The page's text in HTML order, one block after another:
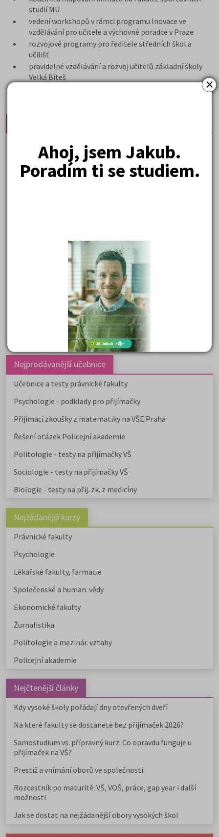
×
Ahoj, jsem Jakub.
Poradím ti se studiem.
studií MU
vedení workshopů v rámci programu Inovace ve
vzdělávání pro učitele a výchovné poradce v Praze
rozvojové programy pro ředitele středních škol a
učilišť
pravidelné vzdělávání a rozvoj učitelů základní školy
Velká Bíteš
TRÉNINK PRO PEDAGOGY: Průvodce profesní
cestou studenta (cyklus 4 tréninků)
23.9.2026 - 10.3.2027
Nejprodávanější učebnice
Učebnice a testy právnické fakulty
Psychologie - podklady pro přijímačky
Přijímací zkoušky z matematiky na VŠE Praha
Řešení otázek Policejní akademie
Politologie - testy na přijímačky VŠ
Sociologie - testy na přijímačky VŠ
Biologie - testy na přij. zk. z medicíny
Nejžádanější kurzy
Právnické fakulty
Psychologie
Lékařské fakulty, farmacie
Společenské a human. vědy
Ekonomické fakulty
Žurnalistika
Politologie a mezinár. vztahy
Policejní akademie
Nejčtenější články
Kdy vysoké školy pořádají dny otevřených dveří
Na které fakulty se dostanete bez přijímaček 2026?
Samostudium vs. přípravný kurz: Co opravdu funguje u
přijímaček na VŠ?
Prestiž a vnímání oborů ve společnosti
Rozcestník po maturitě: VŠ, VOŠ, práce, gap year i další
možnosti
Jak se dostat na nejžádanější obory vysokých škol